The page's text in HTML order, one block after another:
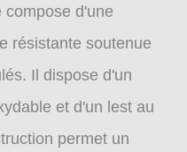
compose d'une
résistante soutenue
Il dispose d'un
et d'un lest au
permet un